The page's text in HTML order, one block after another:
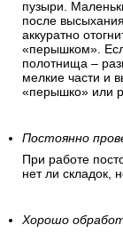
пузыри.
после
аккуратно
«перышком».
полотнища –
мелкие части и
«перышко» или
Постоянно
При работе
нет ли складок,
Хорошо